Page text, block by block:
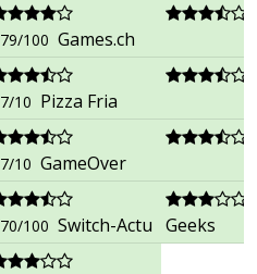
79/100 Games.ch
7/10 Pizza Fria
7/10 GameOver
70/100 Switch-Actu Geeks